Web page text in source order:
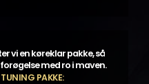
vi en køreklar pakke, så
med ro i maven.
PAKKE: